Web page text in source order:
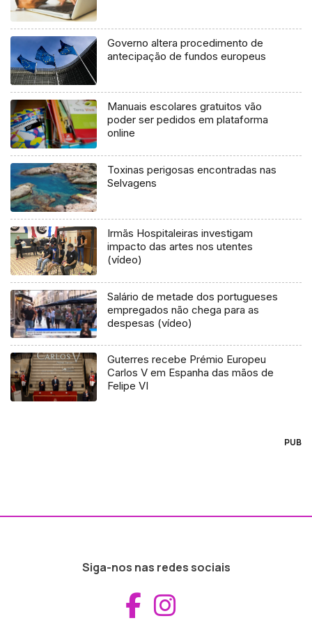
Governo altera procedimento de
antecipação de fundos europeus
Manuais escolares gratuitos vão
poder ser pedidos em plataforma
online
Toxinas perigosas encontradas nas
Selvagens
Irmãs Hospitaleiras investigam
impacto das artes nos utentes
(vídeo)
Salário de metade dos portugueses
empregados não chega para as
despesas (vídeo)
Guterres recebe Prémio Europeu
Carlos V em Espanha das mãos de
Felipe VI
PUB
Siga-nos nas redes sociais
Aceder ao